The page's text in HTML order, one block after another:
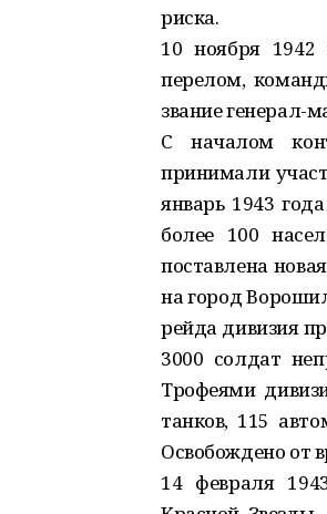
риска.
10 ноября
перелом,
звание генерал-
С началом
принимали
январь 1943
более 100
поставлена
на город
рейда дивизия
3000 солдат
Трофеями
танков, 115
Освобождено от
14 февраля